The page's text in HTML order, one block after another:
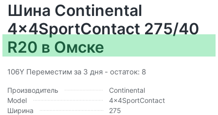
Шина Continental
4x4SportContact 275/40
R20 в Омске
106Y Переместим за 3 дня - остаток: 8
Производитель
Continental
Model
4x4SportContact
Ширина
275